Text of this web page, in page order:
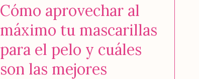
Cómo aprovechar al
máximo tu mascarillas
para el pelo y cuáles
son las mejores